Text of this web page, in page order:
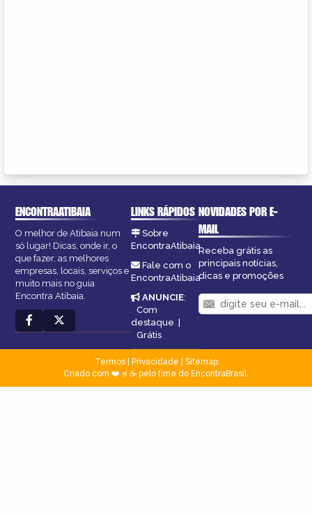
ENCONTRAATIBAIA
O melhor de Atibaia num
só lugar! Dicas, onde ir, o
que fazer, as melhores
empresas, locais, serviços e
muito mais no guia
Encontra Atibaia.
LINKS RÁPIDOS
Sobre
EncontraAtibaia
Fale com o
EncontraAtibaia
ANUNCIE:
Com
destaque |
Grátis
NOVIDADES POR E-
MAIL
Receba grátis as
principais notícias,
dicas e promoções
Termos| Privacidade
Sitemap
Criado com ❤️ e ☕ pelo time do EncontraBrasil